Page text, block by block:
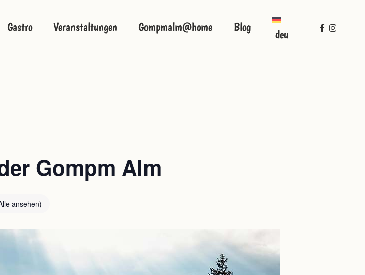
Gastro Veranstaltungen Gompmalm@home Blog
deu
facebook
Gompm Alm
ansehen)